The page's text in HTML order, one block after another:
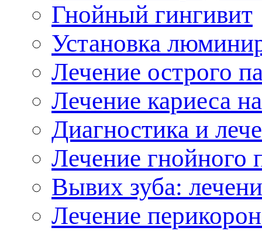
Гнойный гингивит
Установка
Лечение острого
Лечение кариеса
Диагностика и
Лечение гнойного
ывих зуба:
Лечение